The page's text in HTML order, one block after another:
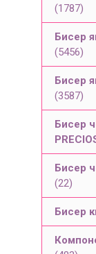
(1787)
Бисер
(5456)
Бисер
(3587)
Бисер
Бисер
(22)
Бисер